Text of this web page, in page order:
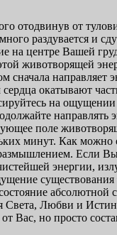
отодвинув от
раздувается и
центре Вашей
животворящей
направляет
окатывают
на
поле
минут. Как можно
Если
энергии,
существования
Света, Любви и
Вас, но просто